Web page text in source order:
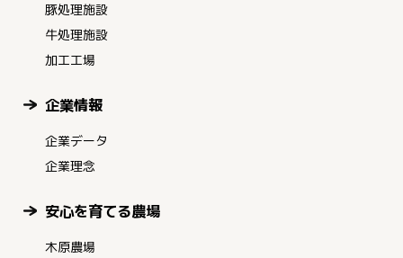
豚処理施設
牛処理施設
加工工場
企業情報
企業データ
企業理念
安心を育てる農場
木原農場